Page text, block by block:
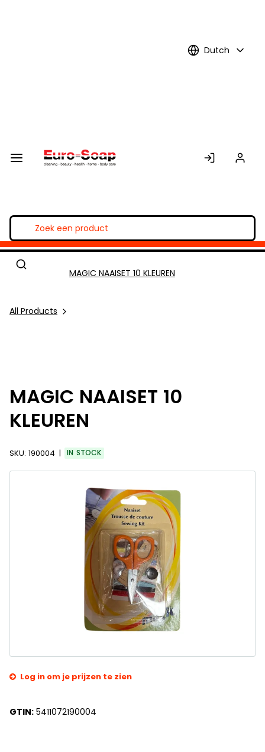
Dutch
All Products
MAGIC NAAISET 10 KLEUREN
MAGIC NAAISET 10
KLEUREN
SKU: 190004 IN STOCK
Log in om je prijzen te zien
GTIN: 5411072190004